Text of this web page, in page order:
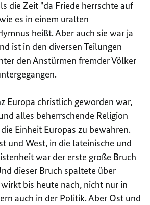
die Zeit "da Friede herrschte auf
es in einem uralten
heißt. Aber auch sie war ja
ist in den diversen Teilungen
den Anstürmen fremder Völker
Europa christlich geworden war,
alles beherrschende Religion
Einheit Europas zu bewahren.
und West, in die lateinische und
war der erste große Bruch
dieser Bruch spaltete über
bis heute nach, nicht nur in
auch in der Politik. Aber Ost und